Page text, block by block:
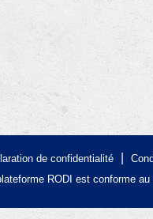
de confidentialité
RODI est conforme